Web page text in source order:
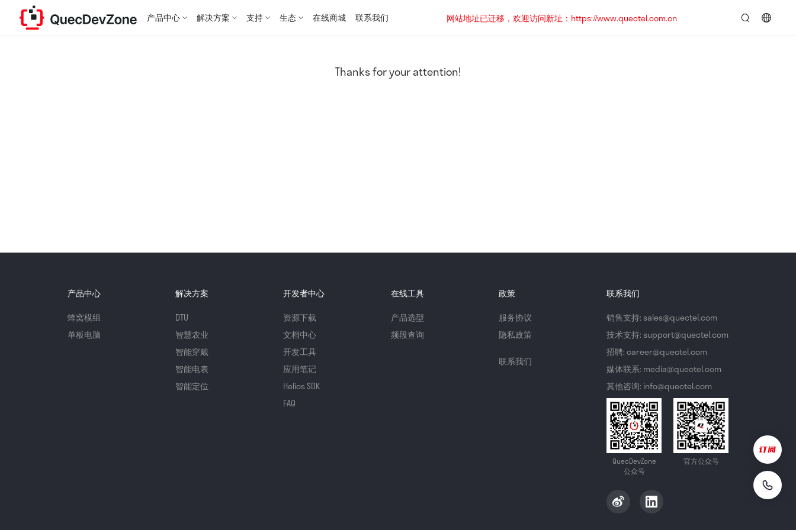
产品中心 解决方案 支持 生态 在线商城 联系我们
网站地址已迁移，欢迎访问新址：https://www.quectel.com.cn
Thanks for your attention!
产品中心
蜂窝模组
单板电脑
解决方案
DTU
智慧农业
智能穿戴
智能电表
智能定位
开发者中心
资源下载
文档中心
开发工具
应用笔记
Helios SDK
FAQ
在线工具
产品选型
频段查询
政策
服务协议
隐私政策
联系我们
联系我们
销售支持: sales@quectel.com
技术支持: support@quectel.com
招聘: career@quectel.com
媒体联系: media@quectel.com
其他咨询: info@quectel.com
QuecDevZone
公众号
官方公众号